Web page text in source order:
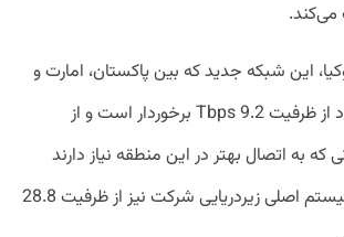
می‌کند.
این شبکه جدید که بین پاکستان، امارت و
عمان احداث می‌شود از ظرفیت 9.2 Tbps برخوردار است و از
که به اتصال بهتر در این منطقه نیاز دارند
پشتیبانی می‌کند. سیستم اصلی زیردریایی شرکت نیز از ظرفیت 28.8